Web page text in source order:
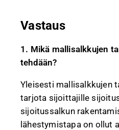
Vastaus
1. Mikä mallisalkkujen
tehdään?
Yleisesti mallisalkkujen
tarjota sijoittajille
sijoitussalkun
lähestymistapa on ollut